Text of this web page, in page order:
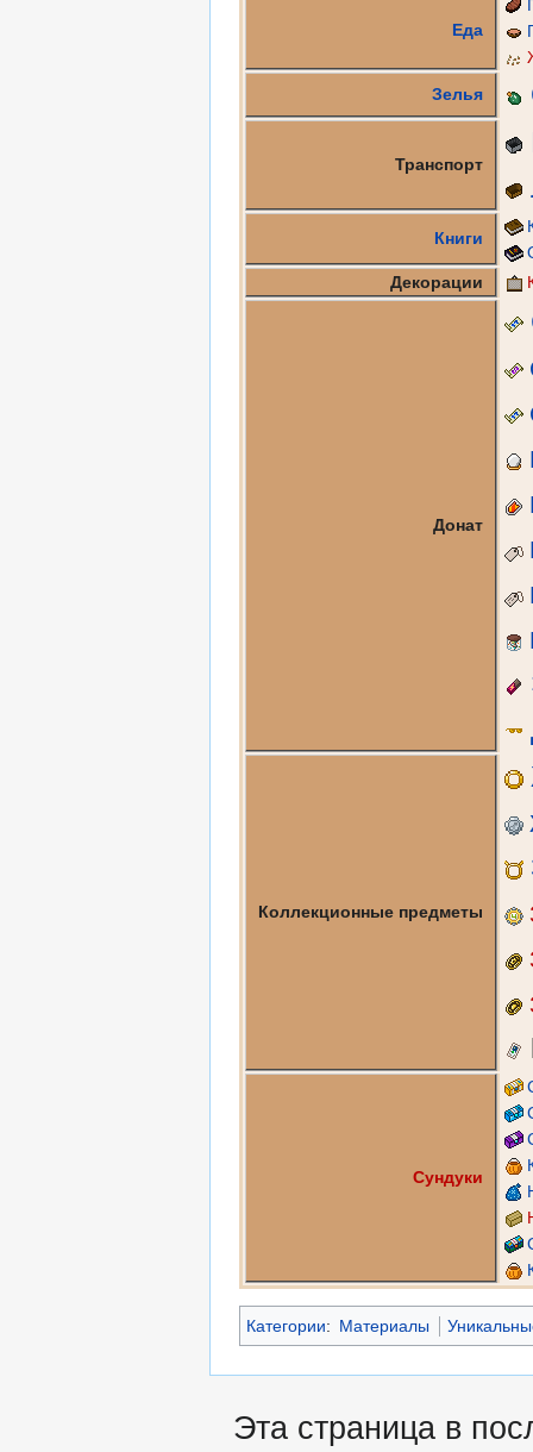
Еда
Зелья
Транспорт
Книги
Декорации
Донат
Коллекционные предметы
Сундуки
Категории: Материалы
Эта страница в